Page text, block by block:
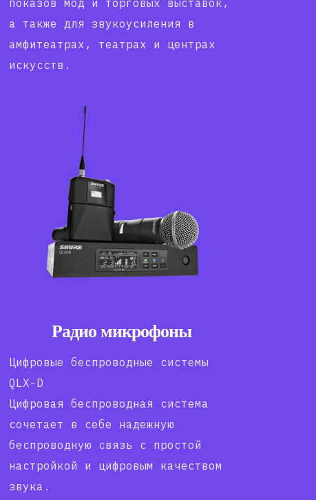
а также для звукоусиления в
амфитеатрах, театрах и центрах
искусств.
Радио микрофоны
Цифровые беспроводные системы
QLX-D
Цифровая беспроводная система
сочетает в себе надежную
беспроводную связь с простой
настройкой и цифровым качеством
звука.